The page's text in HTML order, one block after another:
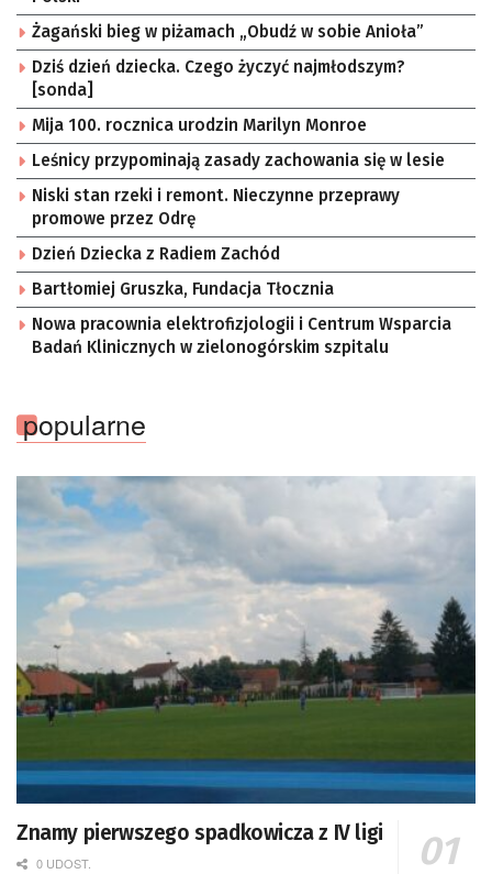
Żagański bieg w piżamach „Obudź w sobie Anioła”
Dziś dzień dziecka. Czego życzyć najmłodszym?
[sonda]
Mija 100. rocznica urodzin Marilyn Monroe
Leśnicy przypominają zasady zachowania się w lesie
Niski stan rzeki i remont. Nieczynne przeprawy
promowe przez Odrę
Dzień Dziecka z Radiem Zachód
Bartłomiej Gruszka, Fundacja Tłocznia
Nowa pracownia elektrofizjologii i Centrum Wsparcia
Badań Klinicznych w zielonogórskim szpitalu
popularne
Znamy pierwszego spadkowicza z IV ligi
0 UDOST.